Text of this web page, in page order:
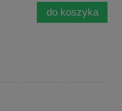
do koszyka